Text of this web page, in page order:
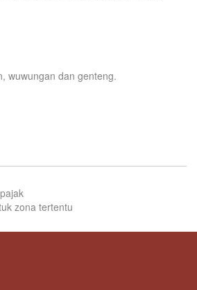
wuwungan dan genteng.
zona tertentu